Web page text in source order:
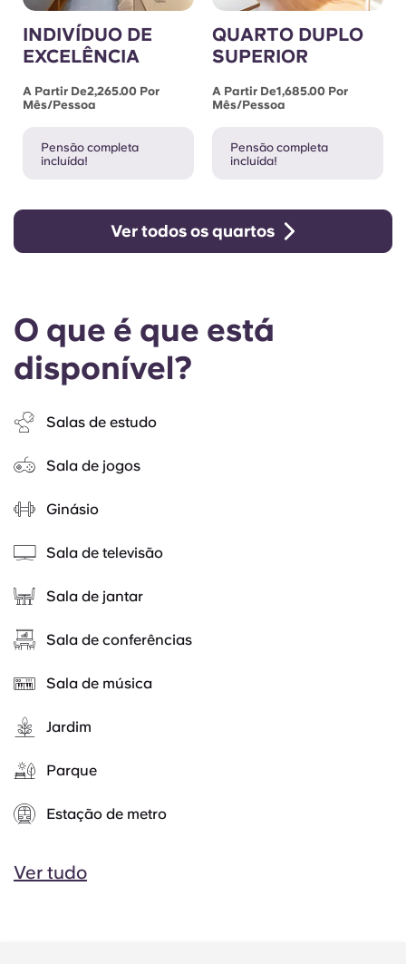
INDIVÍDUO DE
EXCELÊNCIA
A Partir De2,265.00 Por
Mês/pessoa
Pensão completa
incluída!
QUARTO DUPLO
SUPERIOR
A Partir De1,685.00 Por
Mês/pessoa
Pensão completa
incluída!
Ver todos os quartos
O que é que está
disponível?
Salas de estudo
Sala de jogos
Ginásio
Sala de televisão
Sala de jantar
Sala de conferências
Sala de música
Jardim
Parque
Estação de metro
Ver tudo